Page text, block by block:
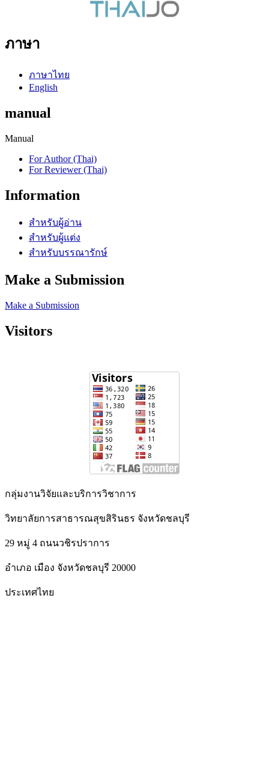
ภาษา
ภาษาไทย
English
manual
Manual
For Author (Thai)
For Reviewer (Thai)
Information
สำหรับผู้อ่าน
สำหรับผู้แต่ง
สำหรับบรรณารักษ์
Make a Submission
Make a Submission
Visitors
กลุ่มงานวิจัยและบริการวิชาการ
วิทยาลัยการสาธารณสุขสิรินธร จังหวัดชลบุรี
29 หมู่ 4 ถนนวชิรปราการ
อำเภอ เมือง จังหวัดชลบุรี 20000
ประเทศไทย